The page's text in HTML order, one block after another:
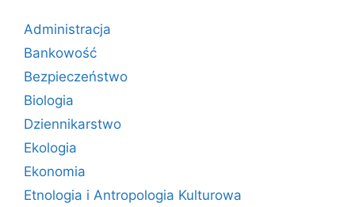
Administracja
Bankowość
Bezpieczeństwo
Biologia
Dziennikarstwo
Ekologia
Ekonomia
Etnologia i Antropologia Kulturowa